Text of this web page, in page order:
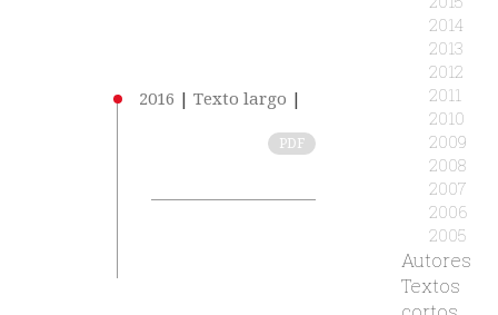
2014
2013
2012
2011
2010
2009
2008
2007
2006
2005
Autores
Textos
2016 | Texto largo |
PDF